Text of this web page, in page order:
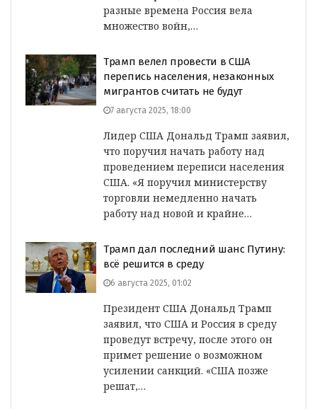
разные времена Россия вела
множество войн,…
Трамп велел провести в США
перепись населения, незаконных
мигрантов считать не будут
7 августа 2025, 18:00
Лидер США Дональд Трамп заявил,
что поручил начать работу над
проведением переписи населения
США. «Я поручил министерству
торговли немедленно начать
работу над новой и крайне…
Трамп дал последний шанс Путину:
всё решится в среду
6 августа 2025, 01:02
Президент США Дональд Трамп
заявил, что США и Россия в среду
проведут встречу, после этого он
примет решение о возможном
усилении санкций. «США позже
решат,…